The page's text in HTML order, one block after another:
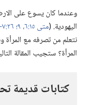
وعندما كان يسوع على
اليهودية.‏ (‏متى ١٥:‏٦،‏
نتعلم من تصرفه مع
المرأة؟‏ ستجيب المقالة
كتابات قديمة